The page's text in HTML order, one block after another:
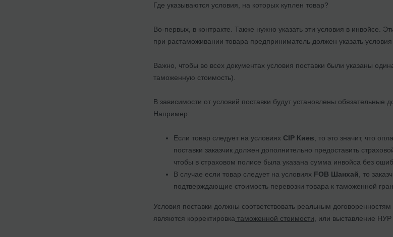
Где указываются условия, на которых куплен товар?
Во-первых, в контракте. Также нужно указать эти условия в инвойсе.
при растаможивании товара предприниматель должен указать
Важно, чтобы во всех документах условия поставки были указаны
таможенную стоимость).
В зависимости от условий поставки будут установлены обязательные
Например:
Если товар следует на условиях CIP Киев , то это значит, что
поставки заказчик должен дополнительно предоставить
чтобы в страховом полисе была указана сумма инвойса без
В случае если товар следует на условиях FOB Шанхай , то
подтверждающие стоимость перевозки товара к таможенной
Условия поставки должны соответствовать реальным
являются корректировка таможенной стоимости , или выставление